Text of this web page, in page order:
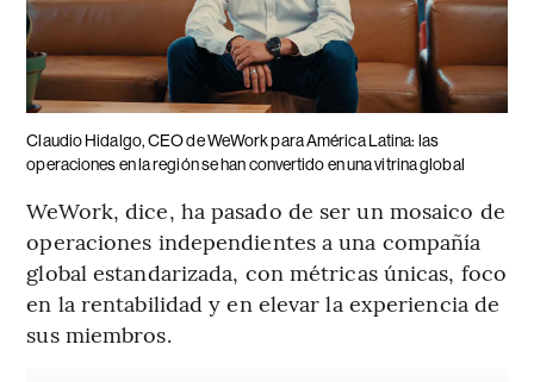
Claudio Hidalgo, CEO de WeWork para América Latina: las
operaciones en la región se han convertido en una vitrina global
WeWork, dice, ha pasado de ser un mosaico de
operaciones independientes a una compañía
global estandarizada, con métricas únicas, foco
en la rentabilidad y en elevar la experiencia de
sus miembros.